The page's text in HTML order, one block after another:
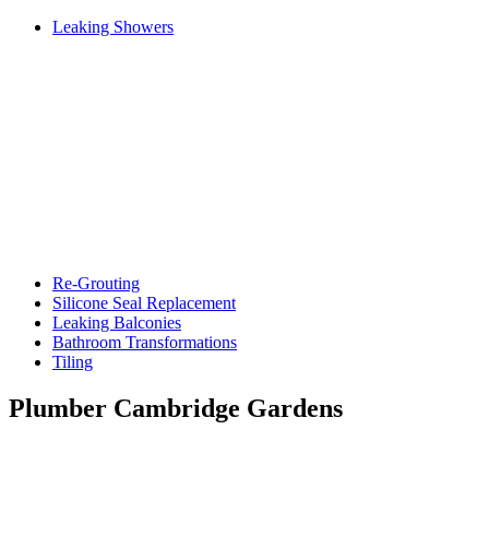
Leaking Showers
Re-Grouting
Silicone Seal Replacement
Leaking Balconies
Bathroom Transformations
Tiling
Plumber Cambridge Gardens